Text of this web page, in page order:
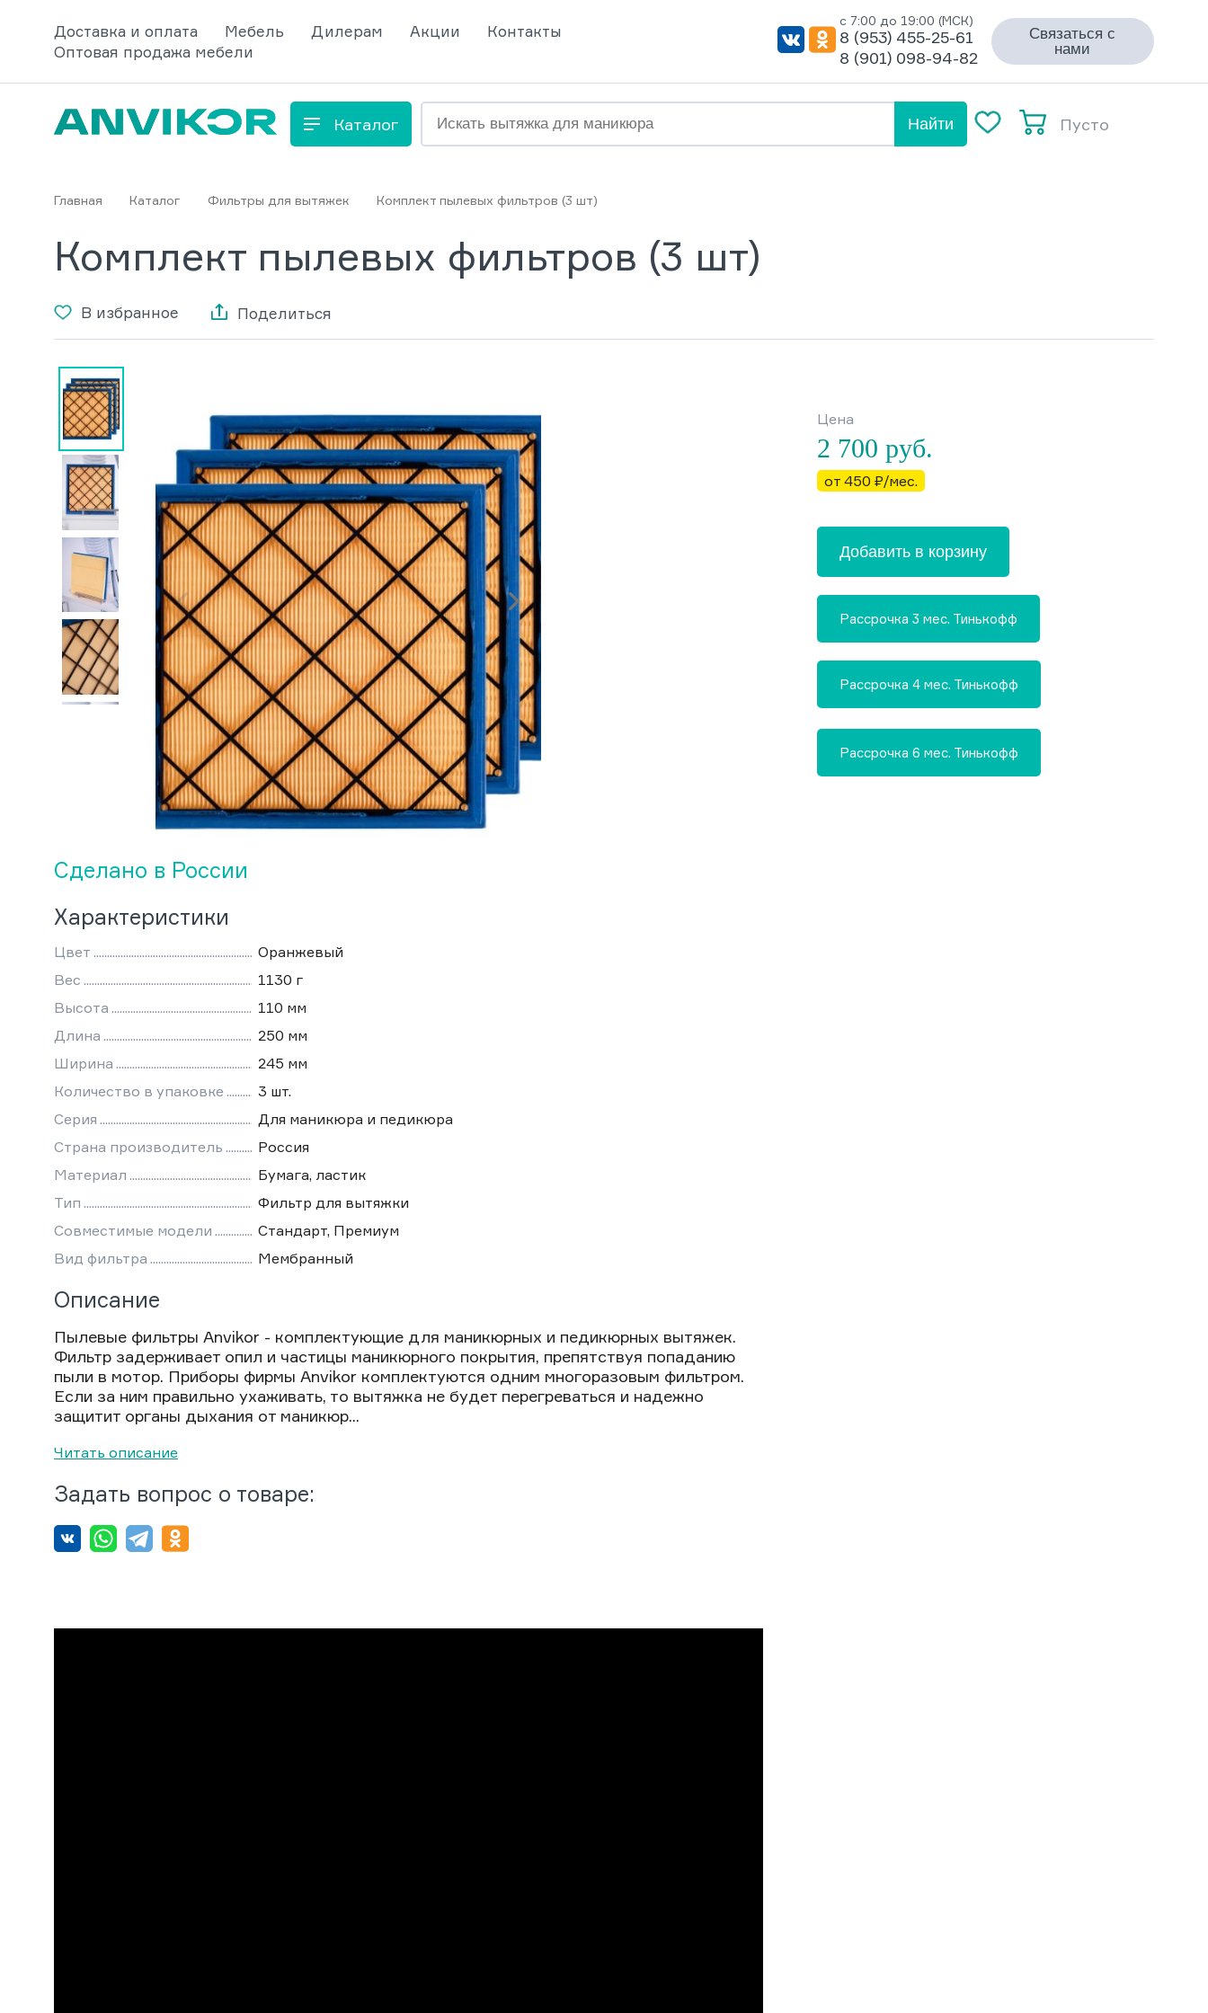
Доставка и оплата Мебель Дилерам Акции
Контакты
Оптовая продажа мебели
с 7:00 до 19:00 (МСК)
8 (953) 455-25-61
8 (901) 098-94-82
Связаться с
нами
Каталог Найти Пусто
Главная Каталог Фильтры для вытяжек Комплект пылевых фильтров (3 шт)
Комплект пылевых фильтров (3 шт)
В избранное Поделиться
Сделано в России
Характеристики
Цвет
Оранжевый
Вес
1130 г
Высота
110 мм
Длина
250 мм
Ширина
245 мм
Количество в упаковке
3 шт.
Серия
Для маникюра и педикюра
Страна производитель
Россия
Материал
Бумага, ластик
Тип
Фильтр для вытяжки
Совместимые модели
Стандарт, Премиум
Вид фильтра
Мембранный
Описание
Пылевые фильтры Anvikor - комплектующие для маникюрных и педикюрных вытяжек.
Фильтр задерживает опил и частицы маникюрного покрытия, препятствуя попаданию
пыли в мотор. Приборы фирмы Anvikor комплектуются одним многоразовым фильтром.
Если за ним правильно ухаживать, то вытяжка не будет перегреваться и надежно
защитит органы дыхания от маникюр...
Читать описание
Задать вопрос о товаре:
Цена
2 700 руб.
от 450 ₽/мес.
Добавить в корзину
Рассрочка 3 мес. Тинькофф
Рассрочка 4 мес. Тинькофф
Рассрочка 6 мес. Тинькофф